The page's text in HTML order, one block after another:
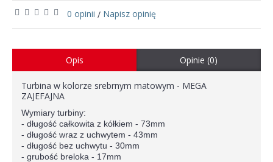
0 opinii / Napisz opinię
Opis Opinie (0)
Turbina w kolorze srebrnym matowym - MEGA
ZAJEFAJNA
Wymiary turbiny:
- długość całkowita z kółkiem - 73mm
- długość wraz z uchwytem - 43mm
- długość bez uchwytu - 30mm
- grubość breloka - 17mm